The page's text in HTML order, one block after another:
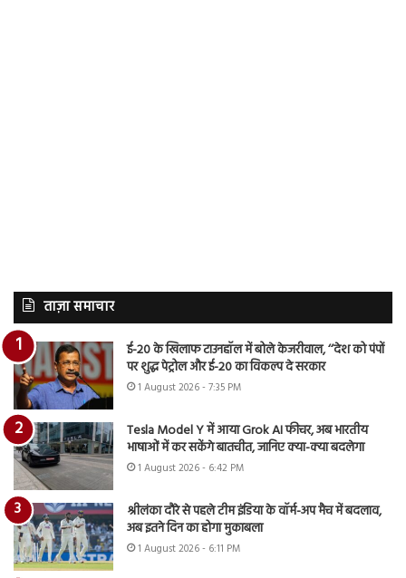
ताज़ा समाचार
ई-20 के खिलाफ टाउनहॉल में बोले केजरीवाल, ‘‘देश को पंपों
पर शुद्ध पेट्रोल और ई-20 का विकल्प दे सरकार
1 August 2026 - 7:35 PM
Tesla Model Y में आया Grok AI फीचर, अब भारतीय
भाषाओं में कर सकेंगे बातचीत, जानिए क्या-क्या बदलेगा
1 August 2026 - 6:42 PM
श्रीलंका दौरे से पहले टीम इंडिया के वॉर्म-अप मैच में बदलाव,
अब इतने दिन का होगा मुकाबला
1 August 2026 - 6:11 PM